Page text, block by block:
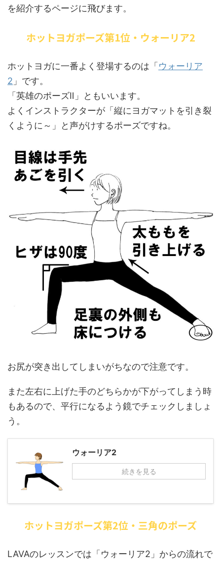
を紹介するページに飛びます。
ホットヨガポーズ第1位・ウォーリア2
ホットヨガに一番よく登場するのは「 ウォーリア
2 」です。
「英雄のポーズⅡ」ともいいます。
よくインストラクターが「縦にヨガマットを引き裂
くように～」と声がけするポーズですね。
お尻が突き出してしまいがちなので注意です。
また左右に上げた手のどちらかが下がってしまう時
もあるので、平行になるよう鏡でチェックしましょ
う。
ウォーリア2
続きを見る
ホットヨガポーズ第2位・三角のポーズ
LAVAのレッスンでは「ウォーリア2」からの流れで